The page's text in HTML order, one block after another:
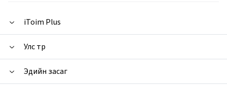
iToim Plus
Улс төр
Эдийн засаг